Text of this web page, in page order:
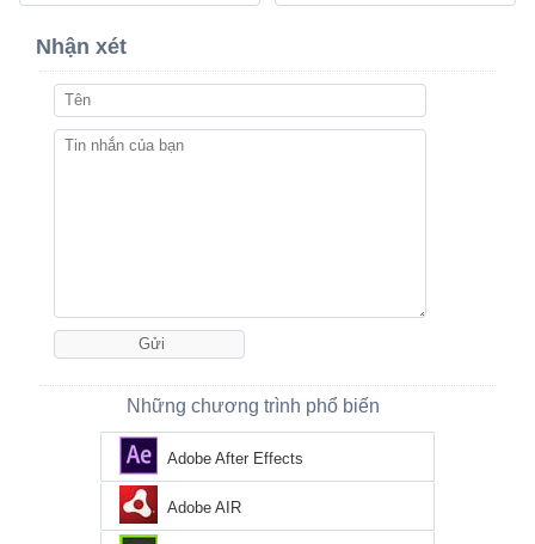
Nhận xét
Những chương trình phổ biến
Adobe After Effects
Adobe AIR